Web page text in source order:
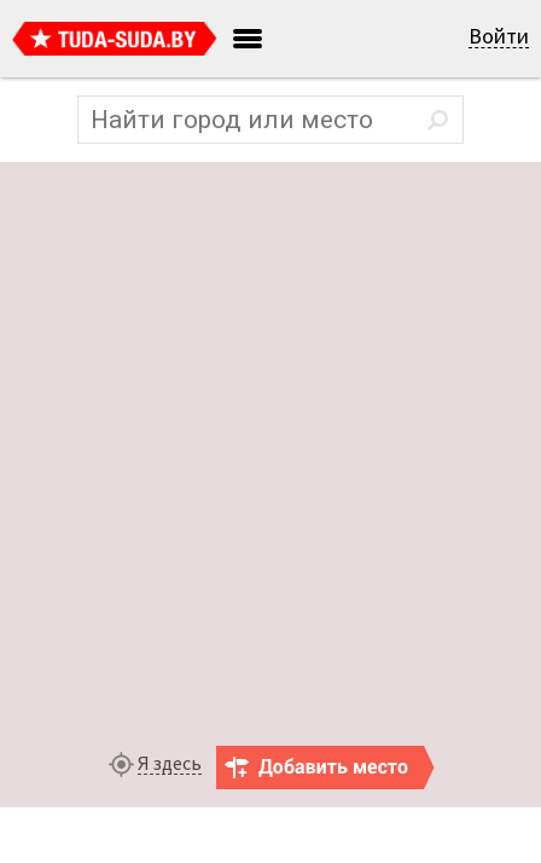
Войти
Я здесь